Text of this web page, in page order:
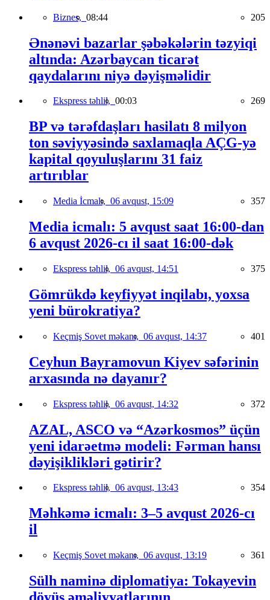
Biznes, 08:44 205
Ənənəvi bazarlar şəbəkələrin təzyiqi
altında: Azərbaycan ticarət
qaydalarını niyə dəyişməlidir
Ekspress təhlil, 00:03 269
BP və tərəfdaşları hasilatı 8 milyon
ton səviyyəsində saxlamaqla AÇG-yə
kapital qoyuluşlarını 31 faiz
artırıblar
Media İcmalı, 06 avqust, 15:09 357
Media icmalı: 5 avqust saat 16:00-dan
6 avqust 2026-cı il saat 16:00-dək
Ekspress təhlil, 06 avqust, 14:51 375
Gömrükdə keyfiyyət inqilabı, yoxsa
yeni bürokratiya?
Keçmiş Sovet məkanı, 06 avqust, 14:37 401
Ceyhun Bayramovun Kiyev səfərinin
arxasında nə dayanır?
Ekspress təhlil, 06 avqust, 14:32 372
AZAL, ASCO və “Azərkosmos” üçün
yeni idarəetmə modeli: Fərman hansı
dəyişiklikləri gətirir?
Ekspress təhlil, 06 avqust, 13:43 354
Məhkəmə icmalı: 3–5 avqust 2026-cı
il
Keçmiş Sovet məkanı, 06 avqust, 13:19 361
Sülh naminə diplomatiya: Tokayevin